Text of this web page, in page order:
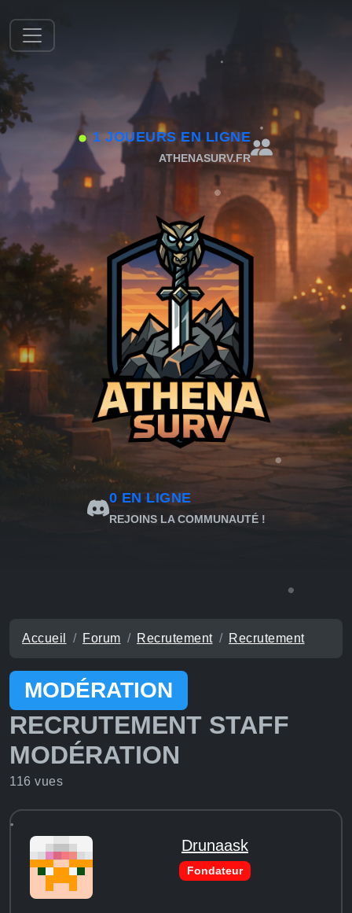
1 JOUEURS EN LIGNE
ATHENASURV.FR
0 EN LIGNE
REJOINS LA COMMUNAUTÉ !
Accueil Forum Recrutement Recrutement
MODÉRATION
RECRUTEMENT STAFF
MODÉRATION
116 vues
Drunaask
Fondateur